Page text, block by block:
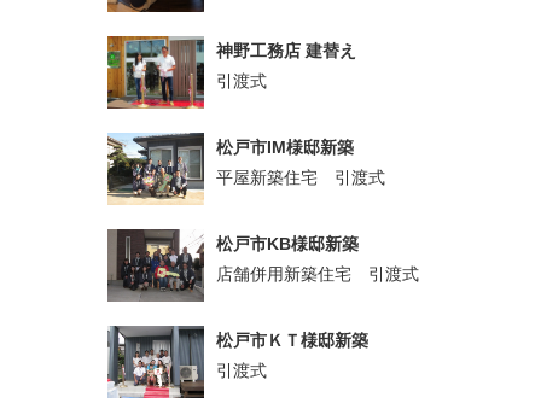
神野工務店 建替え
引渡式
松戸市IM様邸新築
平屋新築住宅 引渡式
松戸市KB様邸新築
店舗併用新築住宅 引渡式
松戸市ＫＴ様邸新築
引渡式